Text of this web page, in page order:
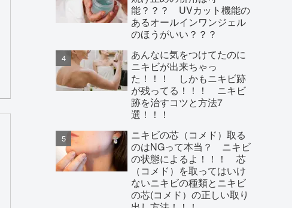
能？？？ UVカット機能の
あるオールインワンジェル
のほうがいい？？？
あんなに気をつけてたのに
ニキビが出来ちゃっ
た！！！ しかもニキビ跡
が残ってる！！！ ニキビ
跡を治すコツと方法7
選！！！
ニキビの芯（コメド）取る
のはNGって本当？ ニキビ
の状態によるよ！！！ 芯
（コメド）を取ってはいけ
ないニキビの種類とニキビ
の芯(コメド）の正しい取り